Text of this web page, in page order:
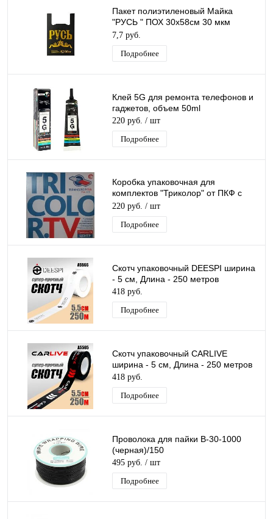
Пакет полиэтиленовый Майка
"РУСЬ " ПОХ 30х58см 30 мкм
(11,5гр) /50шт/750 шт*меш, 1ШТ.
7,7 руб.
Подробнее
Клей 5G для ремонта телефонов и
гаджетов, объем 50ml
220 руб. / шт
Подробнее
Коробка упаковочная для
комплектов "Триколор" от ПКФ с
ресивером U510 Европа без
картонных прокладок
220 руб. / шт
Подробнее
Скотч упаковочный DEESPI ширина
- 5 см, Длина - 250 метров
418 руб.
Подробнее
Скотч упаковочный CARLIVE
ширина - 5 см, Длина - 250 метров
418 руб.
Подробнее
Проволока для пайки B-30-1000
(черная)/150
495 руб. / шт
Подробнее